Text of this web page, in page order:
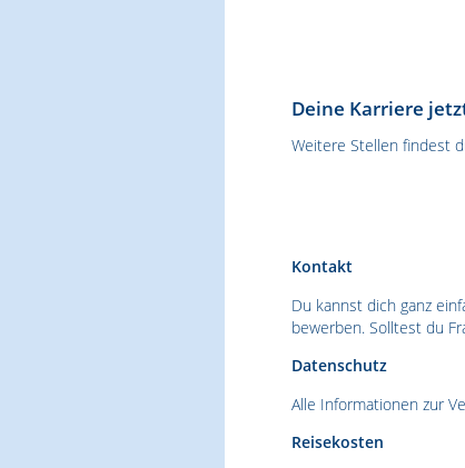
Deine Karriere
Weitere Stellen findest
Kontakt
Du kannst dich ganz
bewerben. Solltest du
Datenschutz
Alle Informationen zur
Reisekosten